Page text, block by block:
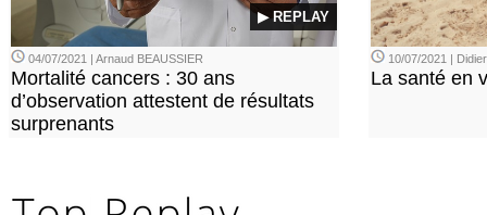
▶ REPLAY
04/07/2021 | Arnaud BEAUSSIER
Mortalité cancers : 30 ans
d’observation attestent de résultats
surprenants
10/07/2021 |
La santé en